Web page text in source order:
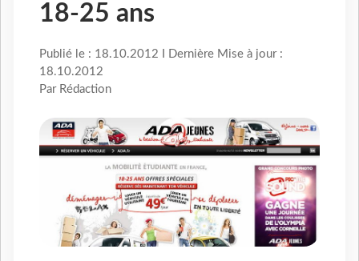
18-25 ans
Publié le : 18.10.2012 I Dernière Mise à jour :
18.10.2012
Par Rédaction